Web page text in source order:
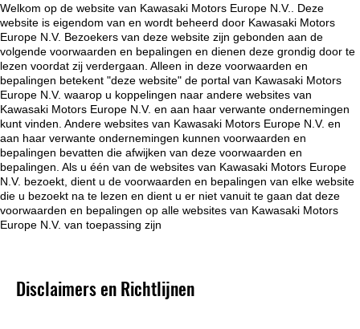
Welkom op de website van Kawasaki Motors Europe N.V.. Deze
website is eigendom van en wordt beheerd door Kawasaki Motors
Europe N.V. Bezoekers van deze website zijn gebonden aan de
volgende voorwaarden en bepalingen en dienen deze grondig door te
lezen voordat zij verdergaan. Alleen in deze voorwaarden en
bepalingen betekent "deze website" de portal van Kawasaki Motors
Europe N.V. waarop u koppelingen naar andere websites van
Kawasaki Motors Europe N.V. en aan haar verwante ondernemingen
kunt vinden. Andere websites van Kawasaki Motors Europe N.V. en
aan haar verwante ondernemingen kunnen voorwaarden en
bepalingen bevatten die afwijken van deze voorwaarden en
bepalingen. Als u één van de websites van Kawasaki Motors Europe
N.V. bezoekt, dient u de voorwaarden en bepalingen van elke website
die u bezoekt na te lezen en dient u er niet vanuit te gaan dat deze
voorwaarden en bepalingen op alle websites van Kawasaki Motors
Europe N.V. van toepassing zijn
Disclaimers en Richtlijnen